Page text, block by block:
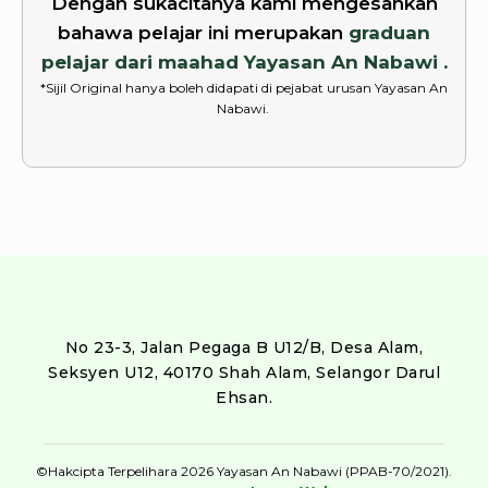
bahawa pelajar ini merupakan graduan
pelajar dari maahad Yayasan An Nabawi .
*Sijil Original hanya boleh didapati di pejabat urusan Yayasan An
Nabawi.
No 23-3, Jalan Pegaga B U12/B, Desa Alam,
Seksyen U12, 40170 Shah Alam, Selangor Darul
Ehsan.
©Hakcipta Terpelihara 2026 Yayasan An Nabawi (PPAB-70/2021).